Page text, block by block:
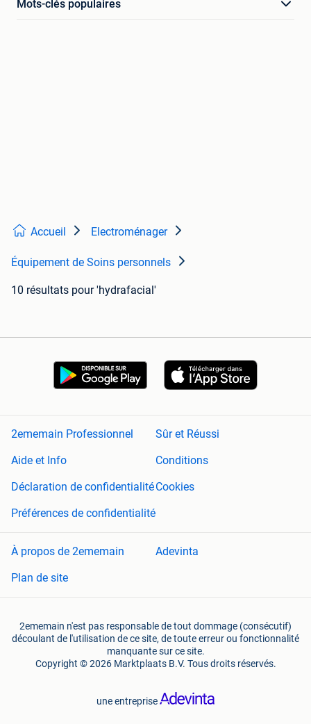
Mots-clés populaires
Accueil Electroménager
Équipement de Soins personnels
10 résultats pour 'hydrafacial'
2ememain Professionnel
Sûr et Réussi
Aide et Info
Conditions
Déclaration de confidentialitéCookies
Préférences de confidentialité
À propos de 2ememain
Adevinta
Plan de site
2ememain n'est pas responsable de tout dommage (consécutif)
découlant de l'utilisation de ce site, de toute erreur ou fonctionnalité
manquante sur ce site.
Copyright © 2026 Marktplaats B.V. Tous droits réservés.
une entreprise